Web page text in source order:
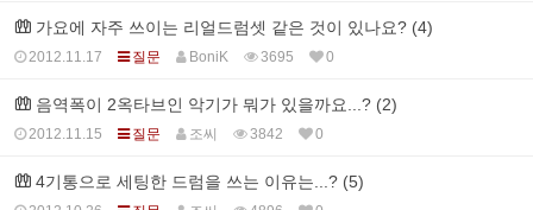
가요에 자주 쓰이는 리얼드럼셋 같은 것이 있나요? (4)
2012.11.17 질문 BoniK 3695 0
음역폭이 2옥타브인 악기가 뭐가 있을까요...? (2)
2012.11.15 질문 조씨 3842 0
4기통으로 세팅한 드럼을 쓰는 이유는...? (5)